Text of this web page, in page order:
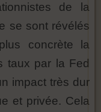
de la
se sont révélés
concrète la
taux par la Fed
impact très dur
et privée. Cela